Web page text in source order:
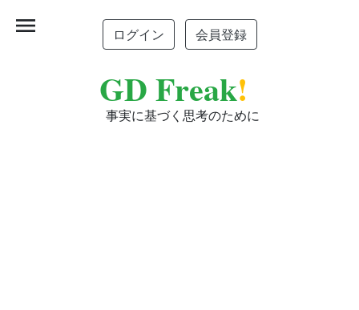
ログイン 会員登録
GD Freak!
事実に基づく思考のために
menu